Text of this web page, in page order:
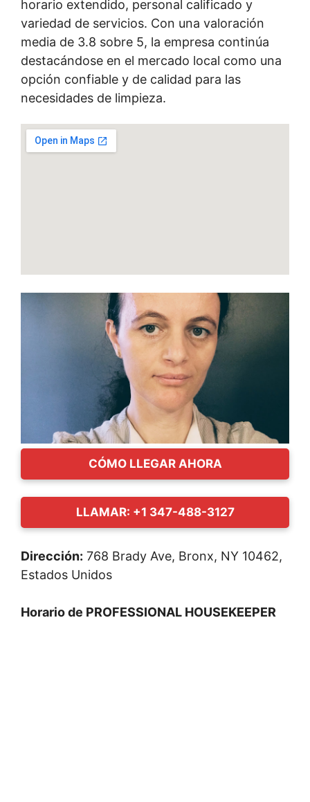
horario extendido, personal calificado y
variedad de servicios. Con una valoración
media de 3.8 sobre 5, la empresa continúa
destacándose en el mercado local como una
opción confiable y de calidad para las
necesidades de limpieza.
CÓMO LLEGAR AHORA
LLAMAR: +1 347-488-3127
Dirección: 768 Brady Ave, Bronx, NY 10462,
Estados Unidos
Horario de PROFESSIONAL HOUSEKEEPER